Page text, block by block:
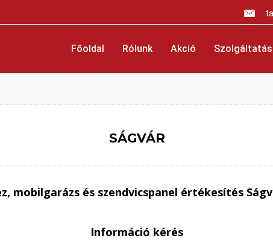
Főoldal Rólunk Akció
SÁGVÁR
mobilgarázs és szendvicspanel értékesítés
Információ kérés